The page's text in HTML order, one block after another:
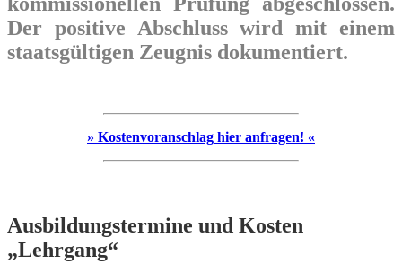
Der positive Abschluss wird mit einem
staatsgültigen Zeugnis dokumentiert.
» Kostenvoranschlag hier anfragen! «
Ausbildungstermine und Kosten
„Lehrgang“